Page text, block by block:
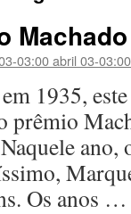
03:00 abril 03-
1935,
prêmio
Os anos …